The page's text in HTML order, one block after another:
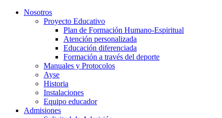
Nosotros
Proyecto Educativo
Plan de Formación Humano-Espiritual
Atención personalizada
Educación diferenciada
Formación a través del deporte
Manuales y Protocolos
Ayse
Historia
Instalaciones
Equipo educador
Admisiones